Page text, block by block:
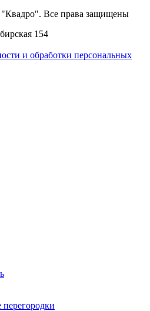
Все права защищены
154
и обработки персональных